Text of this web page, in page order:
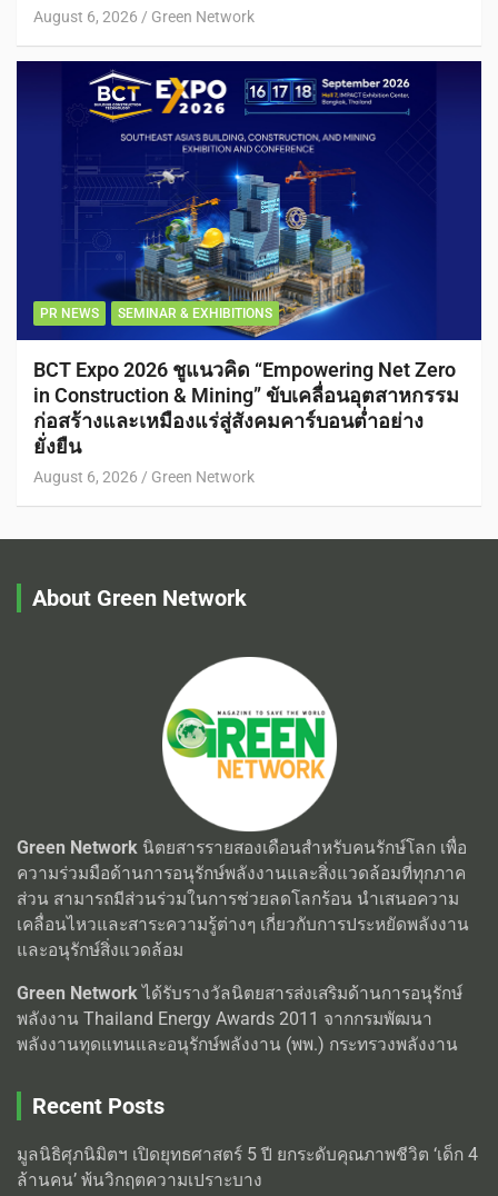
August 6, 2026 Green Network
PR NEWS SEMINAR & EXHIBITIONS
BCT Expo 2026 ชูแนวคิด “Empowering Net Zero
in Construction & Mining” ขับเคลื่อนอุตสาหกรรม
ก่อสร้างและเหมืองแร่สู่สังคมคาร์บอนต่ำอย่าง
ยั่งยืน
August 6, 2026 Green Network
About Green Network
Green Network นิตยสารรายสองเดือนสำหรับคนรักษ์โลก เพื่อ
ความร่วมมือด้านการอนุรักษ์พลังงานและสิ่งแวดล้อมที่ทุกภาค
ส่วน สามารถมีส่วนร่วมในการช่วยลดโลกร้อน นำเสนอความ
เคลื่อนไหวและสาระความรู้ต่างๆ เกี่ยวกับการประหยัดพลังงาน
และอนุรักษ์สิ่งแวดล้อม
Green Networkได้รับรางวัลนิตยสารส่งเสริมด้านการอนุรักษ์
พลังงาน Thailand Energy Awards 2011 จากกรมพัฒนา
พลังงานทุดแทนและอนุรักษ์พลังงาน (พพ.) กระทรวงพลังงาน
Recent Posts
มูลนิธิศุภนิมิตฯ เปิดยุทธศาสตร์ 5 ปี ยกระดับคุณภาพชีวิต ‘เด็ก 4
ล้านคน’ พ้นวิกฤตความเปราะบาง